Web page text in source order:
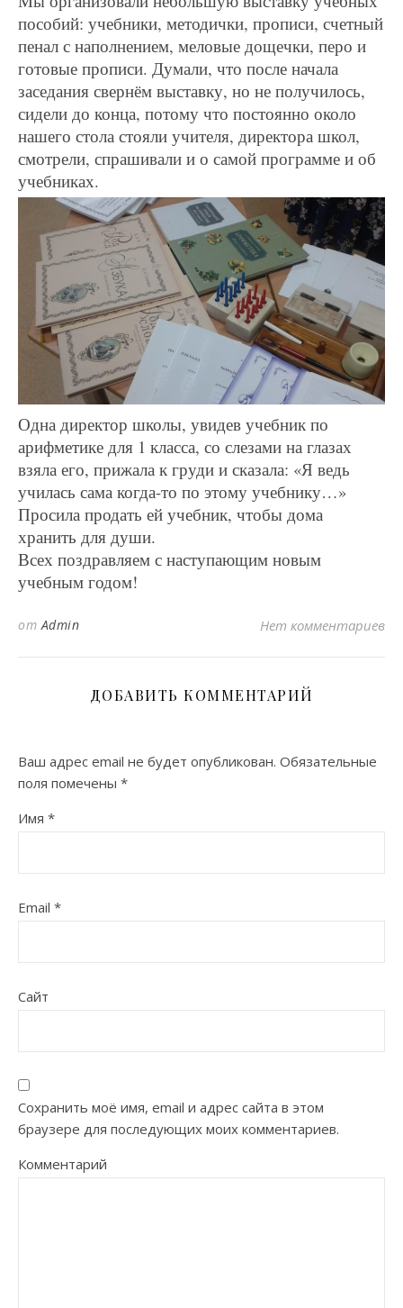
пособий: учебники, методички, прописи, счетный
пенал с наполнением, меловые дощечки, перо и
готовые прописи. Думали, что после начала
заседания свернём выставку, но не получилось,
сидели до конца, потому что постоянно около
нашего стола стояли учителя, директора школ,
смотрели, спрашивали и о самой программе и об
учебниках.
Одна директор школы, увидев учебник по
арифметике для 1 класса, со слезами на глазах
взяла его, прижала к груди и сказала: «Я ведь
училась сама когда-то по этому учебнику…»
Просила продать ей учебник, чтобы дома
хранить для души.
Всех поздравляем с наступающим новым
учебным годом!
от Admin Нет комментариев
ДОБАВИТЬ КОММЕНТАРИЙ
Ваш адрес email не будет опубликован. Обязательные
поля помечены *
Имя *
Email *
Сайт
Сохранить моё имя, email и адрес сайта в этом
браузере для последующих моих комментариев.
Комментарий